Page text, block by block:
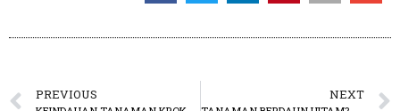
PREVIOUS NEXT